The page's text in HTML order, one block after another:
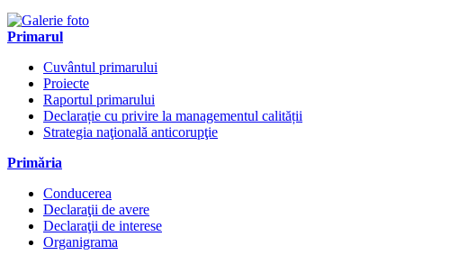
Primarul
Cuvântul primarului
Proiecte
Raportul primarului
Declarație cu privire la managementul calității
Strategia naţională anticorupţie
Primăria
Conducerea
Declaraţii de avere
Declaraţii de interese
Organigrama